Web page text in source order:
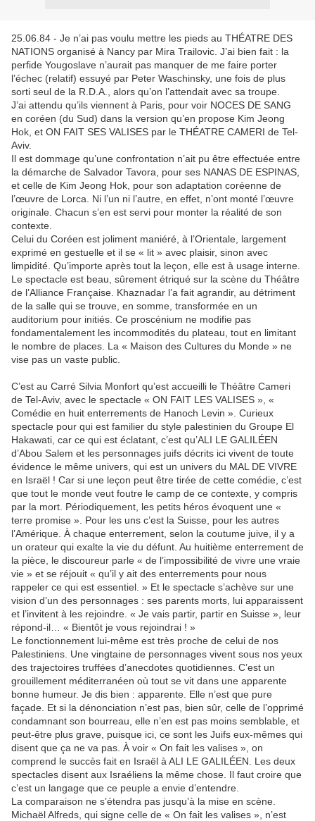
25.06.84 - Je n’ai pas voulu mettre les pieds au THÉATRE DES
NATIONS organisé à Nancy par Mira Trailovic. J’ai bien fait : la
perfide Yougoslave n’aurait pas manquer de me faire porter
l’échec (relatif) essuyé par Peter Waschinsky, une fois de plus
sorti seul de la R.D.A., alors qu’on l’attendait avec sa troupe.
J’ai attendu qu’ils viennent à Paris, pour voir NOCES DE SANG
en coréen (du Sud) dans la version qu’en propose Kim Jeong
Hok, et ON FAIT SES VALISES par le THÉATRE CAMERI de Tel-
Aviv.
Il est dommage qu’une confrontation n’ait pu être effectuée entre
la démarche de Salvador Tavora, pour ses NANAS DE ESPINAS,
et celle de Kim Jeong Hok, pour son adaptation coréenne de
l’œuvre de Lorca. Ni l’un ni l’autre, en effet, n’ont monté l’œuvre
originale. Chacun s’en est servi pour monter la réalité de son
contexte.
Celui du Coréen est joliment maniéré, à l’Orientale, largement
exprimé en gestuelle et il se « lit » avec plaisir, sinon avec
limpidité. Qu’importe après tout la leçon, elle est à usage interne.
Le spectacle est beau, sûrement étriqué sur la scène du Théâtre
de l’Alliance Française. Khaznadar l’a fait agrandir, au détriment
de la salle qui se trouve, en somme, transformée en un
auditorium pour initiés. Ce proscénium ne modifie pas
fondamentalement les incommodités du plateau, tout en limitant
le nombre de places. La « Maison des Cultures du Monde » ne
vise pas un vaste public.
C’est au Carré Silvia Monfort qu’est accueilli le Théâtre Cameri
de Tel-Aviv, avec le spectacle « ON FAIT LES VALISES », «
Comédie en huit enterrements de Hanoch Levin ». Curieux
spectacle pour qui est familier du style palestinien du Groupe El
Hakawati, car ce qui est éclatant, c’est qu’ALI LE GALILÉEN
d’Abou Salem et les personnages juifs décrits ici vivent de toute
évidence le même univers, qui est un univers du MAL DE VIVRE
en Israël ! Car si une leçon peut être tirée de cette comédie, c’est
que tout le monde veut foutre le camp de ce contexte, y compris
par la mort. Périodiquement, les petits héros évoquent une «
terre promise ». Pour les uns c’est la Suisse, pour les autres
l’Amérique. À chaque enterrement, selon la coutume juive, il y a
un orateur qui exalte la vie du défunt. Au huitième enterrement de
la pièce, le discoureur parle « de l’impossibilité de vivre une vraie
vie » et se réjouit « qu’il y ait des enterrements pour nous
rappeler ce qui est essentiel. » Et le spectacle s’achève sur une
vision d’un des personnages : ses parents morts, lui apparaissent
et l’invitent à les rejoindre. « Je vais partir, partir en Suisse », leur
répond-il… « Bientôt je vous rejoindrai ! »
Le fonctionnement lui-même est très proche de celui de nos
Palestiniens. Une vingtaine de personnages vivent sous nos yeux
des trajectoires truffées d’anecdotes quotidiennes. C’est un
grouillement méditerranéen où tout se vit dans une apparente
bonne humeur. Je dis bien : apparente. Elle n’est que pure
façade. Et si la dénonciation n’est pas, bien sûr, celle de l’opprimé
condamnant son bourreau, elle n’en est pas moins semblable, et
peut-être plus grave, puisque ici, ce sont les Juifs eux-mêmes qui
disent que ça ne va pas. À voir « On fait les valises », on
comprend le succès fait en Israël à ALI LE GALILÉEN. Les deux
spectacles disent aux Israéliens la même chose. Il faut croire que
c’est un langage que ce peuple a envie d’entendre.
La comparaison ne s’étendra pas jusqu’à la mise en scène.
Michaël Alfreds, qui signe celle de « On fait les valises », n’est